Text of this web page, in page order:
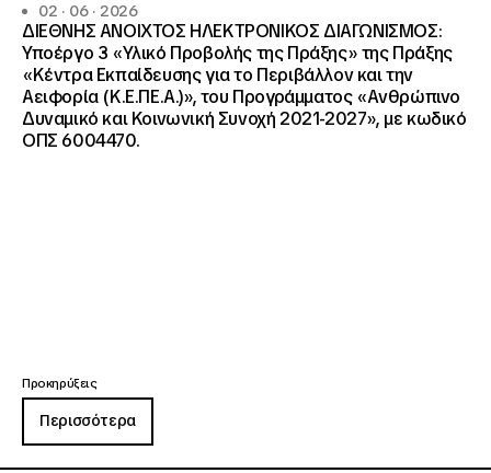
02 · 06 · 2026
ΔΙΕΘΝΗΣ ΑΝΟΙΧΤΟΣ ΗΛΕΚΤΡΟΝΙΚΟΣ ΔΙΑΓΩΝΙΣΜΟΣ:
Υποέργο 3 «Υλικό Προβολής της Πράξης» της Πράξης
«Κέντρα Εκπαίδευσης για το Περιβάλλον και την
Αειφορία (Κ.Ε.ΠΕ.Α.)», του Προγράμματος «Ανθρώπινο
Δυναμικό και Κοινωνική Συνοχή 2021-2027», με κωδικό
ΟΠΣ 6004470.
Προκηρύξεις
Περισσότερα